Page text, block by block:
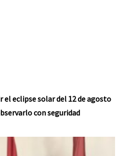
el eclipse solar del 12 de agosto
con seguridad